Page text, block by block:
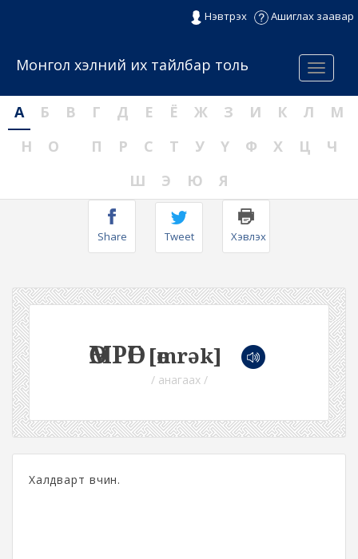
Нэвтрэх Ашиглах заавар
Menu
Монгол хэлний их тайлбар толь
А Б В Г Д Е Ё Ж З И К Л
М
Н
О П Р С Т У Ү Ф Х Ц
Ч
Ш
Э Ю Я
Share Tweet Хэвлэх
ӨМРӨГ [өmrək]
/ анагаах /
Халдварт өвчин.